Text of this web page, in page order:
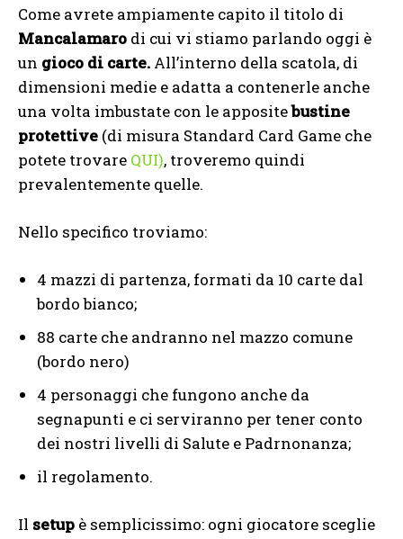
Come avrete ampiamente capito il titolo di
Mancalamaro di cui vi stiamo parlando oggi è
un gioco di carte. All’interno della scatola, di
dimensioni medie e adatta a contenerle anche
una volta imbustate con le appositebustine
protettive (di misura Standard Card Game che
potete trovare QUI), troveremo quindi
prevalentemente quelle.
Nello specifico troviamo:
4 mazzi di partenza, formati da 10 carte dal
bordo bianco;
88 carte che andranno nel mazzo comune
(bordo nero)
4 personaggi che fungono anche da
segnapunti e ci serviranno per tener conto
dei nostri livelli di Salute e Padrnonanza;
il regolamento.
Il setup è semplicissimo: ogni giocatore sceglie